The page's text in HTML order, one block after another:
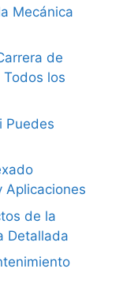
Mecánica
de
los
Puedes
Aplicaciones
de la
Detallada